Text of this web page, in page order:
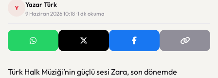
Y Yazar Türk
9 Haziran 2026 10:18 · 1 dk okuma
Türk Halk Müziği’nin güçlü sesi Zara, son dönemde